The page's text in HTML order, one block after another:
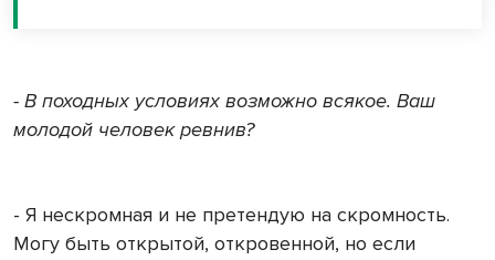
- В походных условиях возможно всякое. Ваш
молодой человек ревнив?
- Я нескромная и не претендую на скромность.
Могу быть открытой, откровенной, но если